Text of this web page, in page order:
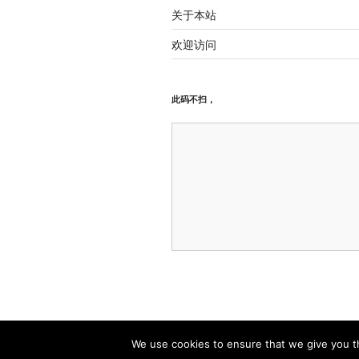
关于本站
欢迎访问
此码不扫，
We use cookies to ensure that we give you